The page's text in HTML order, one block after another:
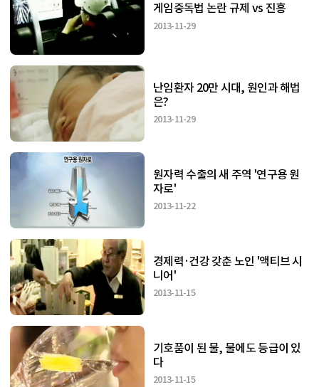
게임중독법 논란 규제 vs 진흥
2013-11-29
난임환자 20만 시대, 원인과 해법
은?
2013-11-29
원자력 수출의 새 주역 '연구용 원
자로'
2013-11-22
경제력·건강 갖춘 노인 '액티브 시
니어'
2013-11-15
기호품이 된 물, 물에도 등급이 있
다
2013-11-15